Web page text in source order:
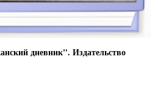
дневник". Издательство